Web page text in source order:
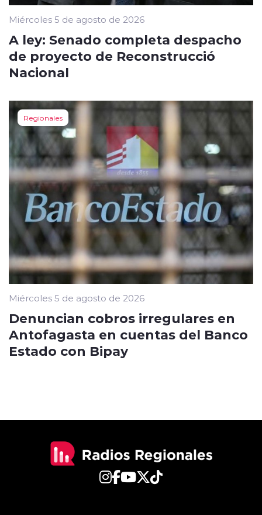
Miércoles 5 de agosto de 2026
A ley: Senado completa despacho
de proyecto de Reconstrucció
Nacional
Regionales
Miércoles 5 de agosto de 2026
Denuncian cobros irregulares en
Antofagasta en cuentas del Banco
Estado con Bipay